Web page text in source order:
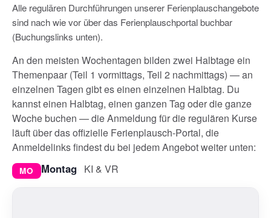
Alle regulären Durchführungen unserer Ferienplauschangebote
sind nach wie vor über das Ferienplauschportal buchbar
(Buchungslinks unten).
An den meisten Wochentagen bilden zwei Halbtage ein
Themenpaar (Teil 1 vormittags, Teil 2 nachmittags) — an
einzelnen Tagen gibt es einen einzelnen Halbtag. Du
kannst einen Halbtag, einen ganzen Tag oder die ganze
Woche buchen — die Anmeldung für die regulären Kurse
läuft über das offizielle Ferienplausch-Portal, die
Anmeldelinks findest du bei jedem Angebot weiter unten:
MO Montag KI & VR